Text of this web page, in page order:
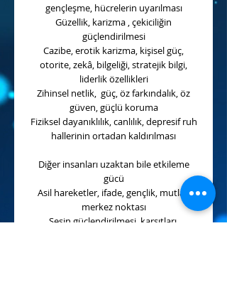
gençleşme, hücrelerin uyarılması
Güzellik, karizma , çekiciliğin
güçlendirilmesi
Cazibe, erotik karizma, kişisel güç,
otorite, zekâ, bilgeliği, stratejik bilgi,
liderlik özellikleri
Zihinsel netlik, güç, öz farkındalık, öz
güven, güçlü koruma
Fiziksel dayanıklılık, canlılık, depresif ruh
hallerinin ortadan kaldırılması
Diğer insanları uzaktan bile etkileme
gücü
Asil hareketler, ifade, gençlik, mutlak
merkez noktası
Sesin güçlendirilmesi, karşıtları,